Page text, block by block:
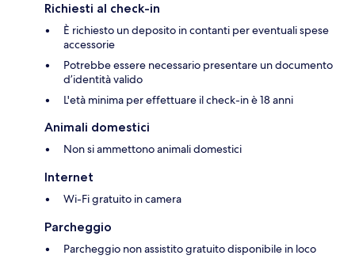
Richiesti al check-in
È richiesto un deposito in contanti per eventuali spese
accessorie
Potrebbe essere necessario presentare un documento
d’identità valido
L'età minima per effettuare il check-in è 18 anni
Animali domestici
Non si ammettono animali domestici
Internet
Wi-Fi gratuito in camera
Parcheggio
Parcheggio non assistito gratuito disponibile in loco